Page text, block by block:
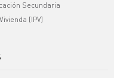
Secundaria
(IPV)